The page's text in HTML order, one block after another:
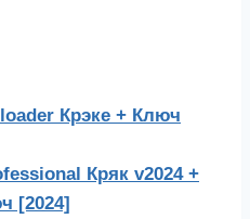
Крэке + Ключ
Кряк v2024 +
[2024]